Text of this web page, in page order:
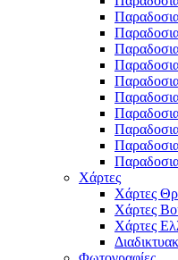
Χάρτες
Χάρτες
Χάρτες
Χάρτες